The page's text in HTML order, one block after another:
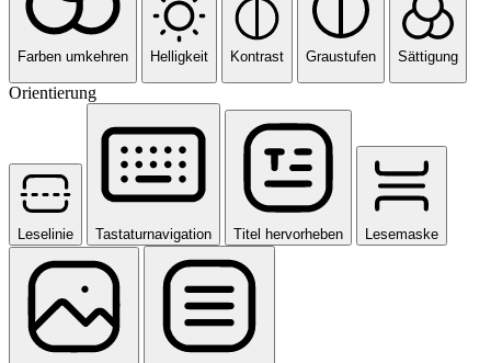
Farben umkehren Helligkeit Kontrast Graustufen Sättigung
Orientierung
Leselinie Tastaturnavigation Titel hervorheben Lesemaske